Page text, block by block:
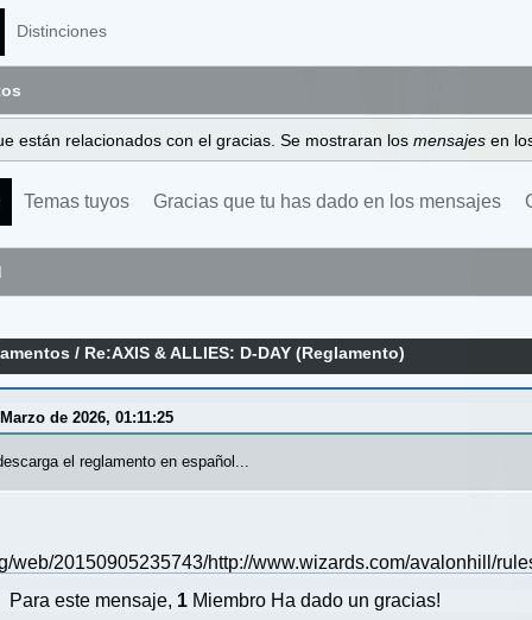
Distinciones
están relacionados con el gracias. Se mostraran los mensajes en
Temas tuyos Gracias que tu has dado en los mensajes
/ Re:AXIS & ALLIES: D-DAY (Reglamento)
de 2026, 01:11:25
el reglamento en español...
web/20150905235743/http://www.wizards.com/avalonhill/
Para este mensaje, 1 Miembro Ha dado un gracias!